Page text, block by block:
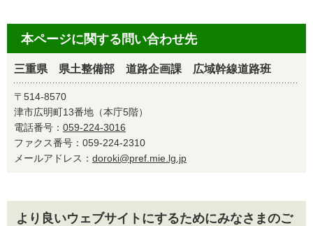
本ページに関する問い合わせ先
三重県 県土整備部 道路企画課 広域幹線道路班
〒514-8570
津市広明町13番地（本庁5階）
電話番号： 059-224-3016
ファクス番号：059-224-2310
メールアドレス： doroki@pref.mie.lg.jp
より良いウェブサイトにするためにみなさまのご